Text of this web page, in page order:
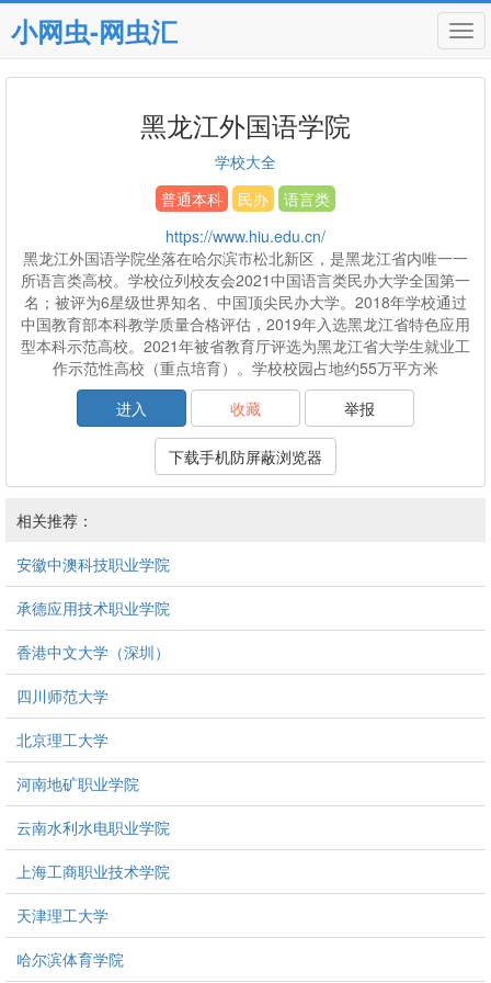
小网虫-网虫汇
黑龙江外国语学院
学校大全
普通本科
民办
语言类
https://www.hiu.edu.cn/
黑龙江外国语学院坐落在哈尔滨市松北新区，是黑龙江省内唯一一
所语言类高校。学校位列校友会2021中国语言类民办大学全国第一
名；被评为6星级世界知名、中国顶尖民办大学。2018年学校通过
中国教育部本科教学质量合格评估，2019年入选黑龙江省特色应用
型本科示范高校。2021年被省教育厅评选为黑龙江省大学生就业工
作示范性高校（重点培育）。学校校园占地约55万平方米
进入
收藏 举报
下载手机防屏蔽浏览器
相关推荐：
安徽中澳科技职业学院
承德应用技术职业学院
香港中文大学（深圳）
四川师范大学
北京理工大学
河南地矿职业学院
云南水利水电职业学院
上海工商职业技术学院
天津理工大学
哈尔滨体育学院